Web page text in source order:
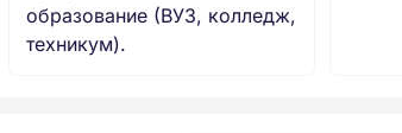
образование (ВУЗ, колледж,
техникум).